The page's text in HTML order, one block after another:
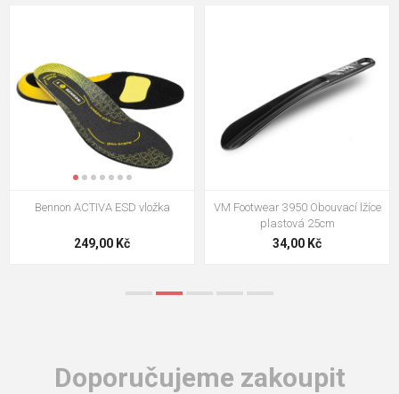
VM Footwear 3009 Vkládací stélka
124,00 Kč
VM Footwear 3102 Tkaničky
ploché
18,70 Kč
Doporučujeme zakoupit